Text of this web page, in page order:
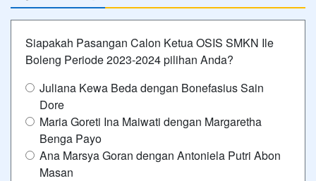
Siapakah Pasangan Calon Ketua OSIS SMKN Ile
Boleng Periode 2023-2024 pilihan Anda?
Juliana Kewa Beda dengan Bonefasius Sain
Dore
Maria Goreti Ina Maiwati dengan Margaretha
Benga Payo
Ana Marsya Goran dengan Antoniela Putri Abon
Masan